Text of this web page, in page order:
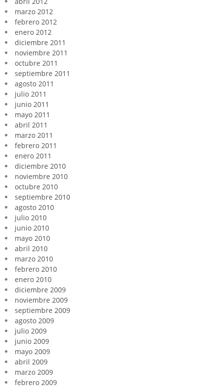
marzo 2012
febrero 2012
enero 2012
diciembre 2011
noviembre 2011
octubre 2011
septiembre 2011
agosto 2011
julio 2011
junio 2011
mayo 2011
abril 2011
marzo 2011
febrero 2011
enero 2011
diciembre 2010
noviembre 2010
octubre 2010
septiembre 2010
agosto 2010
julio 2010
junio 2010
mayo 2010
abril 2010
marzo 2010
febrero 2010
enero 2010
diciembre 2009
noviembre 2009
septiembre 2009
agosto 2009
julio 2009
junio 2009
mayo 2009
abril 2009
marzo 2009
febrero 2009